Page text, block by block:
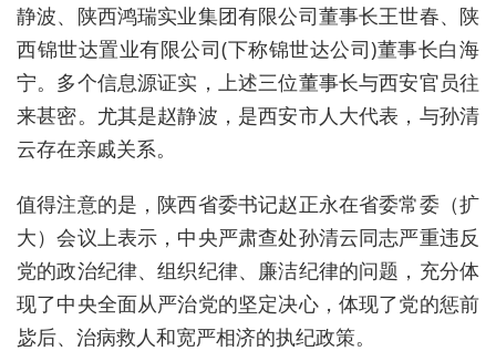
静波、陕西鸿瑞实业集团有限公司董事长王世春、陕
西锦世达置业有限公司(下称锦世达公司)董事长白海
宁。多个信息源证实，上述三位董事长与西安官员往
来甚密。尤其是赵静波，是西安市人大代表，与孙清
云存在亲戚关系。
值得注意的是，陕西省委书记赵正永在省委常委（扩
大）会议上表示，中央严肃查处孙清云同志严重违反
党的政治纪律、组织纪律、廉洁纪律的问题，充分体
现了中央全面从严治党的坚定决心，体现了党的惩前
毖后、治病救人和宽严相济的执纪政策。